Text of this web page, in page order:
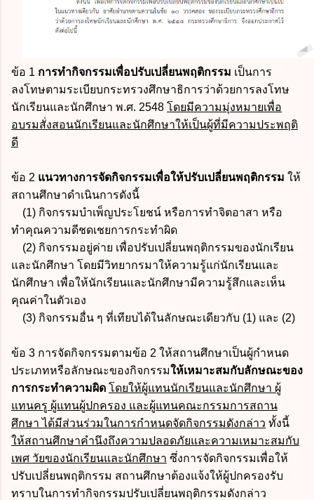
ข้อ 1 การทำกิจกรรมเพื่อปรับเปลี่ยนพฤติกรรม เป็นการ
ลงโทษตามระเบียบกระทรวงศึกษาธิการว่าด้วยการลงโทษ
นักเรียนและนักศึกษา พ.ศ. 2548 โดยมีความมุ่งหมายเพื่อ
อบรมสั่งสอนนักเรียนและนักศึกษาให้เป็นผู้ที่มีความประพฤติ
ดี
ข้อ 2 แนวทางการจัดกิจกรรมเพื่อให้ปรับเปลี่ยนพฤติกรรม ให้
สถานศึกษาดำเนินการดังนี้
(1) กิจกรรมบำเพ็ญประโยชน์ หรือการทำจิตอาสา หรือ
ทำคุณความดีชดเชยการกระทำผิด
(2) กิจกรรมอยู่ค่าย เพื่อปรับเปลี่ยนพฤติกรรมของนักเรียน
และนักศึกษา โดยมีวิทยากรมาให้ความรู้แก่นักเรียนและ
นักศึกษา เพื่อให้นักเรียนและนักศึกษามีความรู้สึกและเห็น
คุณค่าในตัวเอง
(3) กิจกรรมอื่น ๆ ที่เทียบได้ในลักษณะเดียวกับ (1) และ (2)
ข้อ 3 การจัดกิจกรรมตามข้อ 2 ให้สถานศึกษาเป็นผู้กำหนด
ประเภทหรือลักษณะของกิจกรรมให้เหมาะสมกับลักษณะของ
การกระทำความผิด โดยให้ผู้แทนนักเรียนและนักศึกษา ผู้
แทนครู ผู้แทนผู้ปกครอง และผู้แทนคณะกรรมการสถาน
ศึกษา ได้มีส่วนร่วมในการกำหนดจัดกิจกรรมดังกล่าว ทั้งนี้
ให้สถานศึกษาคำนึงถึงความปลอดภัยและความเหมาะสมกับ
เพศ วัยของนักเรียนและนักศึกษา ซึ่งการจัดกิจกรรมเพื่อให้
ปรับเปลี่ยนพฤติกรรม สถานศึกษาต้องแจ้งให้ผู้ปกครองรับ
ทราบในการทำกิจกรรมปรับเปลี่ยนพฤติกรรมดังกล่าว